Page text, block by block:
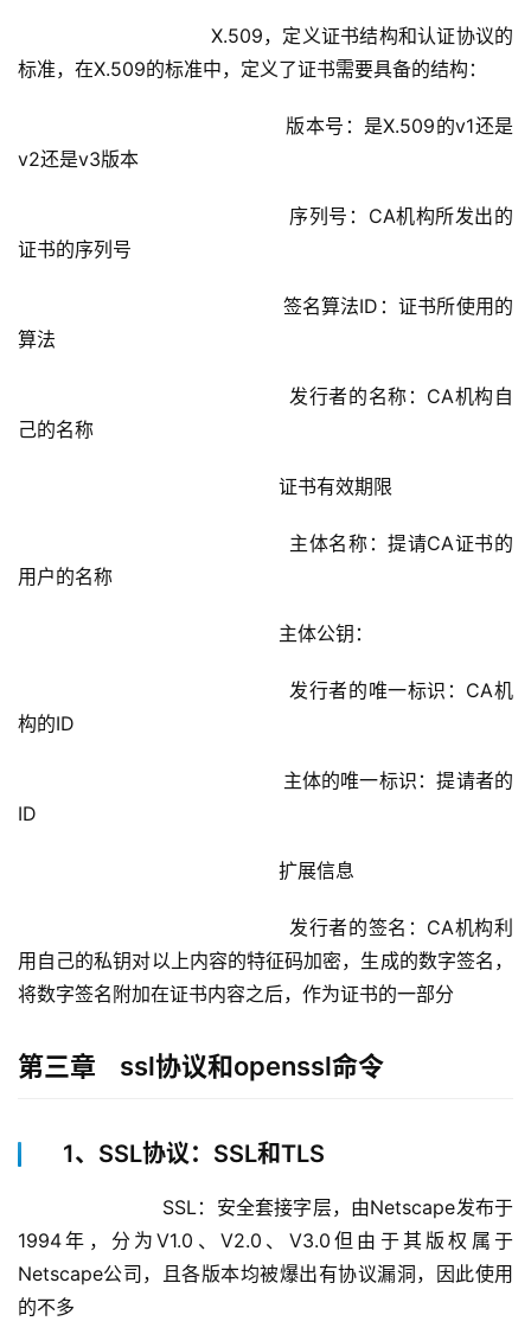
标准，在X.509的标准中，定义了证书需要具备的结构：
v2还是v3版本
证书的序列号
算法
己的名称
				            证书有效期限
用户的名称
				            主体公钥：
构的ID
ID
				            扩展信息
用自己的私钥对以上内容的特征码加密，生成的数字签名，
将数字签名附加在证书内容之后，作为证书的一部分
第三章 ssl协议和openssl命令
1、SSL协议：SSL和TLS
1994年，分为V1.0、V2.0、V3.0但由于其版权属于
Netscape公司，且各版本均被爆出有协议漏洞，因此使用
的不多